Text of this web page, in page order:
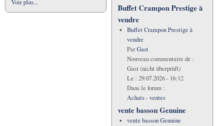
Voir plus...
Buffet Crampon Prestige à
vendre
Buffet Crampon Prestige à
vendre
ParGast
Nouveau commentaire de :
Gast (nicht überprüft)
Le : 29.07.2026 - 16:12
Dans le forum :
Achats - ventes
vente basson Genuine
vente basson Genuine